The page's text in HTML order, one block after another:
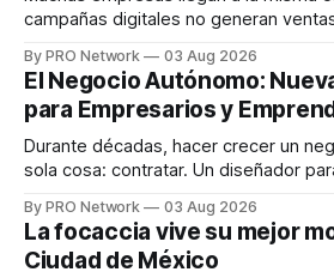
campañas digitales no generan
INTERIUS, el problema suele estar en otro
una entrevista para el podcast SER
marketing digital explicó que
By PRO Network 03 Aug 2026
El Negocio Autónomo:
para Empresarios y
Durante décadas, hacer crecer un
sola cosa: contratar. Un diseñador
para los textos, alguien que supiera
para encontrar prospectos, un
llamadas y mensajes, y —con
By PRO Network 03 Aug 2026
La focaccia vive su mejor
Ciudad de México